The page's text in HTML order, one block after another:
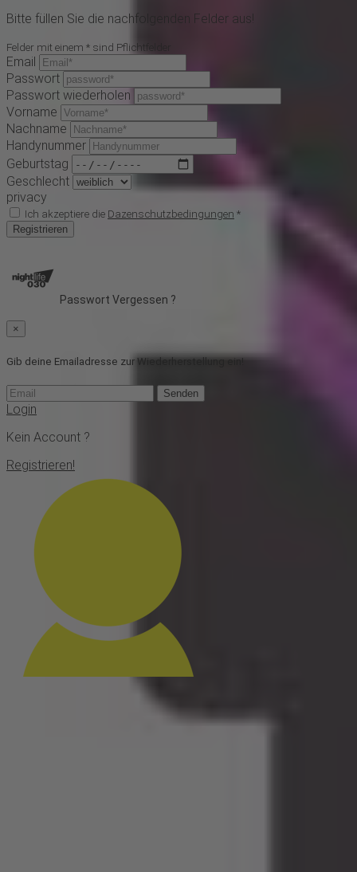
Bitte füllen Sie die nachfolgenden Felder aus!
Felder mit einem * sind Pflichtfelder
Email
Passwort
Passwort wiederholen
Vorname
Nachname
Handynummer
Geburtstag
Geschlecht
privacy
Ich akzeptiere die Dazenschutzbedingungen *
Registrieren
Passwort Vergessen ?
×
Gib deine Emailadresse zur Wiederherstellung ein!
Senden
Login
Kein Account ?
Registrieren!